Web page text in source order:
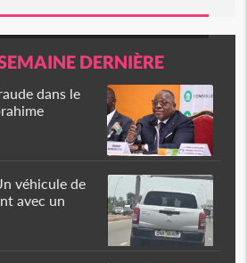
DERNIÈRE
dans le
véhicule de
avec un